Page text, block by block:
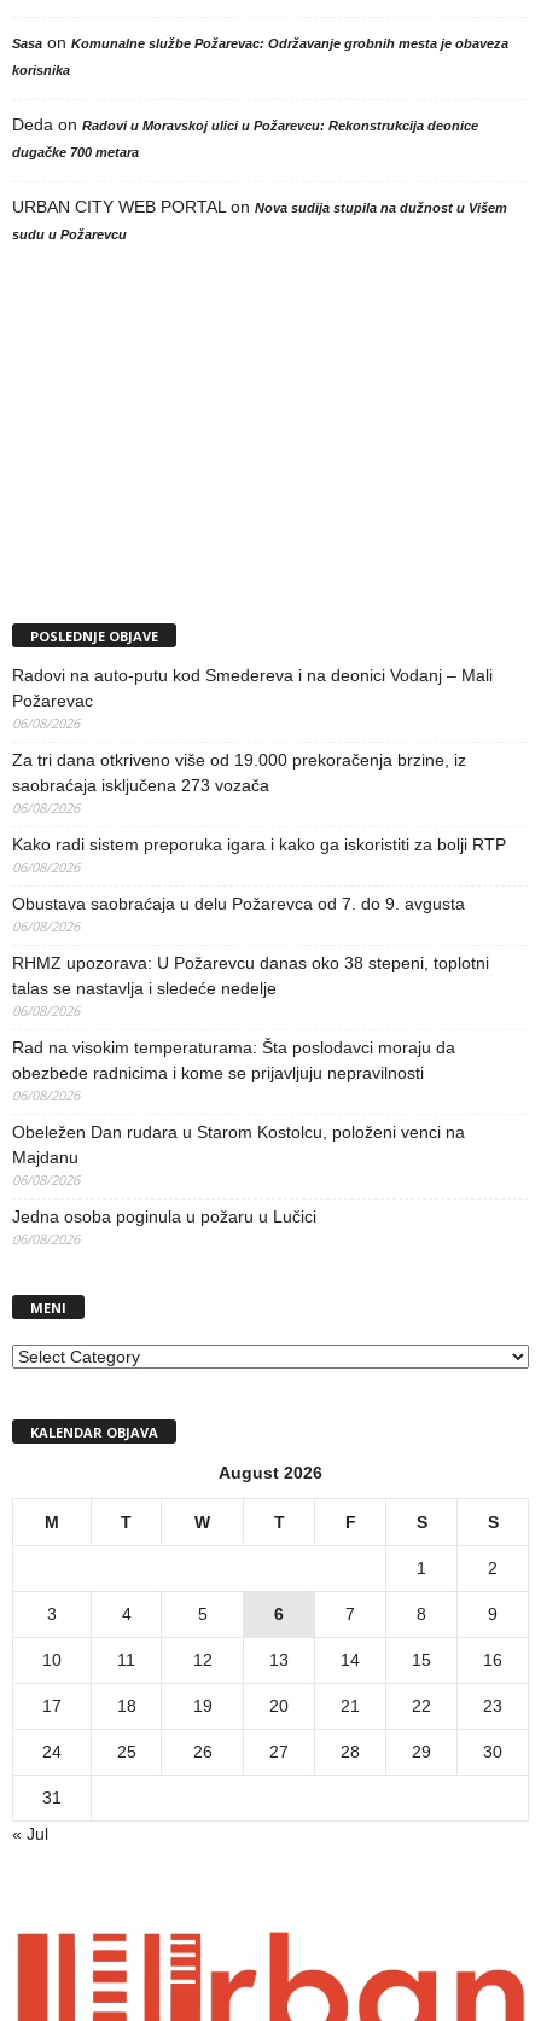
Sasa on Komunalne službe Požarevac: Održavanje grobnih mesta je obaveza
korisnika
Deda on Radovi u Moravskoj ulici u Požarevcu: Rekonstrukcija deonice
dugačke 700 metara
URBAN CITY WEB PORTAL on Nova sudija stupila na dužnost u Višem
sudu u Požarevcu
POSLEDNJE OBJAVE
Radovi na auto-putu kod Smedereva i na deonici Vodanj – Mali
Požarevac
06/08/2026
Za tri dana otkriveno više od 19.000 prekoračenja brzine, iz
saobraćaja isključena 273 vozača
06/08/2026
Kako radi sistem preporuka igara i kako ga iskoristiti za bolji RTP
06/08/2026
Obustava saobraćaja u delu Požarevca od 7. do 9. avgusta
06/08/2026
RHMZ upozorava: U Požarevcu danas oko 38 stepeni, toplotni
talas se nastavlja i sledeće nedelje
06/08/2026
Rad na visokim temperaturama: Šta poslodavci moraju da
obezbede radnicima i kome se prijavljuju nepravilnosti
06/08/2026
Obeležen Dan rudara u Starom Kostolcu, položeni venci na
Majdanu
06/08/2026
Jedna osoba poginula u požaru u Lučici
06/08/2026
MENI
MENI
KALENDAR OBJAVA
August 2026
M T W T F S S
1 2
3 4 5 6 7 8 9
10 11 12 13 14 15 16
17 18 19 20 21 22 23
24 25 26 27 28 29 30
31
« Jul